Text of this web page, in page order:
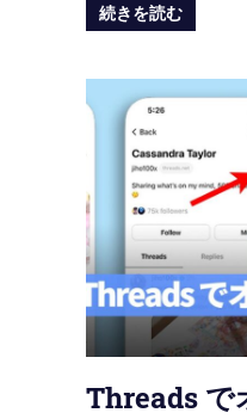
続きを読む
Threads で